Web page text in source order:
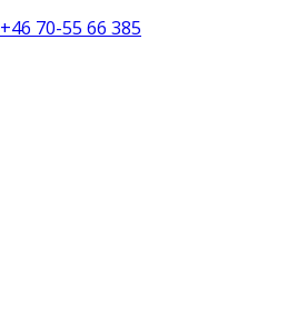
+46 70-55 66 385